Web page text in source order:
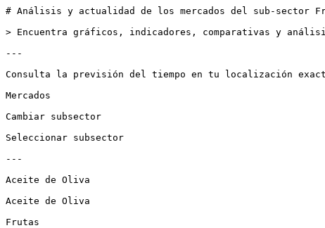
# Análisis y actualidad de los mercados del sub-sector
> Encuentra gráficos, indicadores, comparativas y
---
Consulta la previsión del tiempo en tu localización
Mercados
Cambiar subsector
Seleccionar subsector
---
Aceite de Oliva
Aceite de Oliva
Frutas